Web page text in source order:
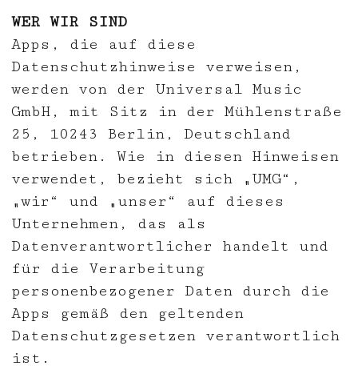
WER WIR SIND
Apps, die auf diese
Datenschutzhinweise verweisen,
werden von der Universal Music
GmbH, mit Sitz in der Mühlenstraße
25, 10243 Berlin, Deutschland
betrieben. Wie in diesen Hinweisen
verwendet, bezieht sich „UMG“,
„wir“ und „unser“ auf dieses
Unternehmen, das als
Datenverantwortlicher handelt und
für die Verarbeitung
personenbezogener Daten durch die
Apps gemäß den geltenden
Datenschutzgesetzen verantwortlich
ist.